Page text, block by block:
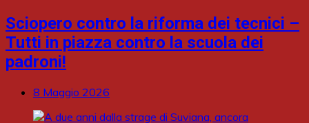
Sciopero contro la riforma dei tecnici –
Tutti in piazza contro la scuola dei
padroni!
8 Maggio 2026